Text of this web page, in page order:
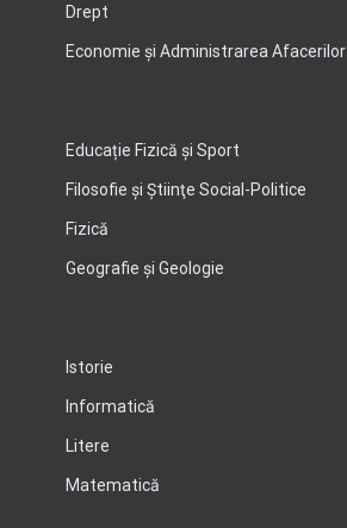
Drept
Economie şi Administrarea Afacerilor
Educație Fizică și Sport
Filosofie şi Ştiinţe Social-Politice
Fizică
Geografie şi Geologie
Istorie
Informatică
Litere
Matematică